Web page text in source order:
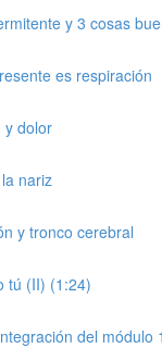
y 3 cosas
es respiración
y dolor
nariz
y tronco cerebral
tú (II) (1:24)
del módulo